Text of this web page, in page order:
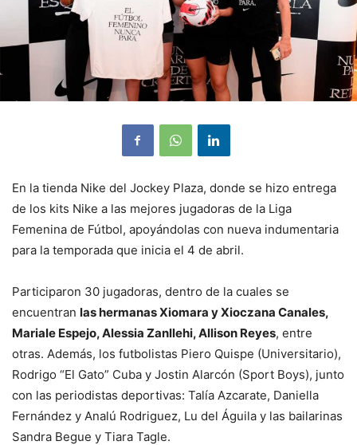
En la tienda Nike del Jockey Plaza, donde se hizo entrega
de los kits Nike a las mejores jugadoras de la Liga
Femenina de Fútbol, apoyándolas con nueva indumentaria
para la temporada que inicia el 4 de abril.
Participaron 30 jugadoras, dentro de la cuales se
encuentran las hermanas Xiomara y Xioczana Canales,
Mariale Espejo, Alessia Zanllehi, Allison Reyes, entre
otras. Además, los futbolistas Piero Quispe (Universitario),
Rodrigo “El Gato” Cuba y Jostin Alarcón (Sport Boys), junto
con las periodistas deportivas: Talía Azcarate, Daniella
Fernández y Analú Rodriguez, Lu del Águila y las bailarinas
Sandra Begue y Tiara Tagle.